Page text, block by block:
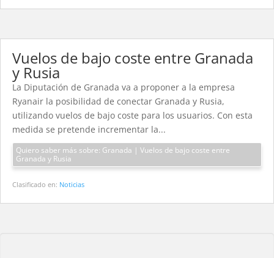
Vuelos de bajo coste entre Granada
y Rusia
La Diputación de Granada va a proponer a la empresa
Ryanair la posibilidad de conectar Granada y Rusia,
utilizando vuelos de bajo coste para los usuarios. Con esta
medida se pretende incrementar la...
Quiero saber más sobre: Granada | Vuelos de bajo coste entre
Granada y Rusia
Clasificado en: Noticias